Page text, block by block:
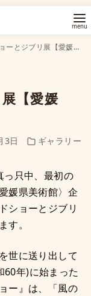
とジブリ展【愛媛展】
【愛媛
3日 ギャラリー
っ只中、最初の
媛県美術館〉企
ショーとジブリ
す。
世に送り出して
60年)に始まった
ー』は、「風の